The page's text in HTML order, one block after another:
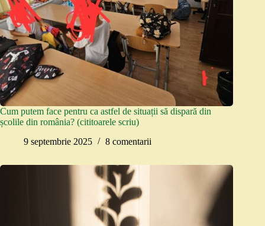
Cum putem face pentru ca astfel de situații să dispară din
școlile din românia? (cititoarele scriu)
9 septembrie 2025
8 comentarii